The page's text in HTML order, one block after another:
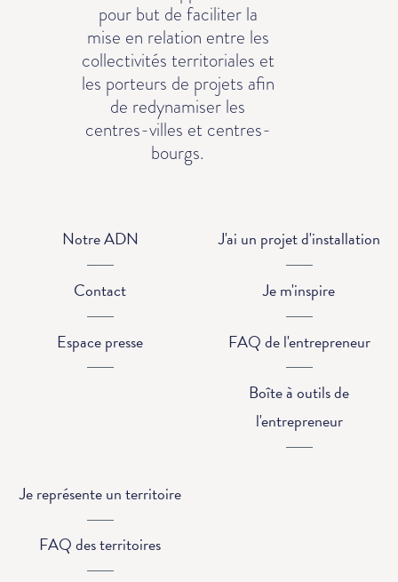
pour but de faciliter la
mise en relation entre les
collectivités territoriales et
les porteurs de projets afin
de redynamiser les
centres-villes et centres-
bourgs.
Notre ADN
Contact
Espace presse
J'ai un projet d'installation
Je m'inspire
FAQ de l'entrepreneur
Boîte à outils de
l'entrepreneur
Je représente un territoire
FAQ des territoires